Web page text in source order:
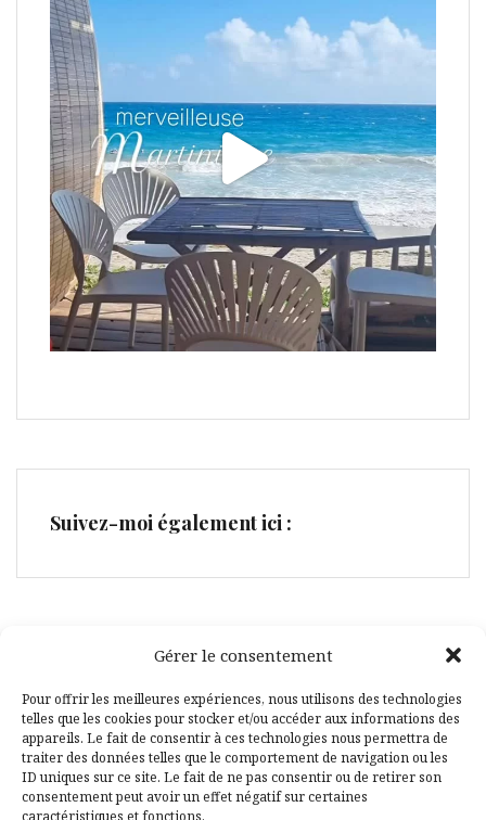
Gérer le consentement
Pour offrir les meilleures expériences, nous utilisons des technologies
telles que les cookies pour stocker et/ou accéder aux informations des
appareils. Le fait de consentir à ces technologies nous permettra de
traiter des données telles que le comportement de navigation ou les
ID uniques sur ce site. Le fait de ne pas consentir ou de retirer son
consentement peut avoir un effet négatif sur certaines
caractéristiques et fonctions.
Suivez-moi également ici :
Facebook
Pinterest